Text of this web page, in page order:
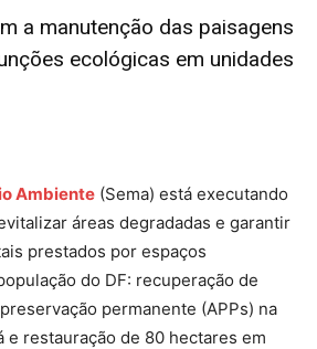
a manutenção das paisagens
ecológicas em unidades
Ambiente (Sema) está executando
áreas degradadas e garantir
prestados por espaços
do DF: recuperação de
permanente (APPs) na
e restauração de 80 hectares em